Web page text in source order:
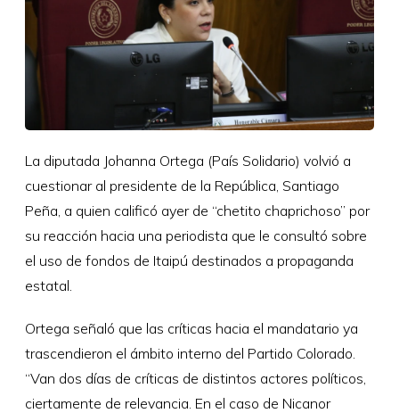
La diputada Johanna Ortega (País Solidario) volvió a
cuestionar al presidente de la República, Santiago
Peña, a quien calificó ayer de “chetito chaprichoso” por
su reacción hacia una periodista que le consultó sobre
el uso de fondos de Itaipú destinados a propaganda
estatal.
Ortega señaló que las críticas hacia el mandatario ya
trascendieron el ámbito interno del Partido Colorado.
“Van dos días de críticas de distintos actores políticos,
ciertamente de relevancia. En el caso de Nicanor